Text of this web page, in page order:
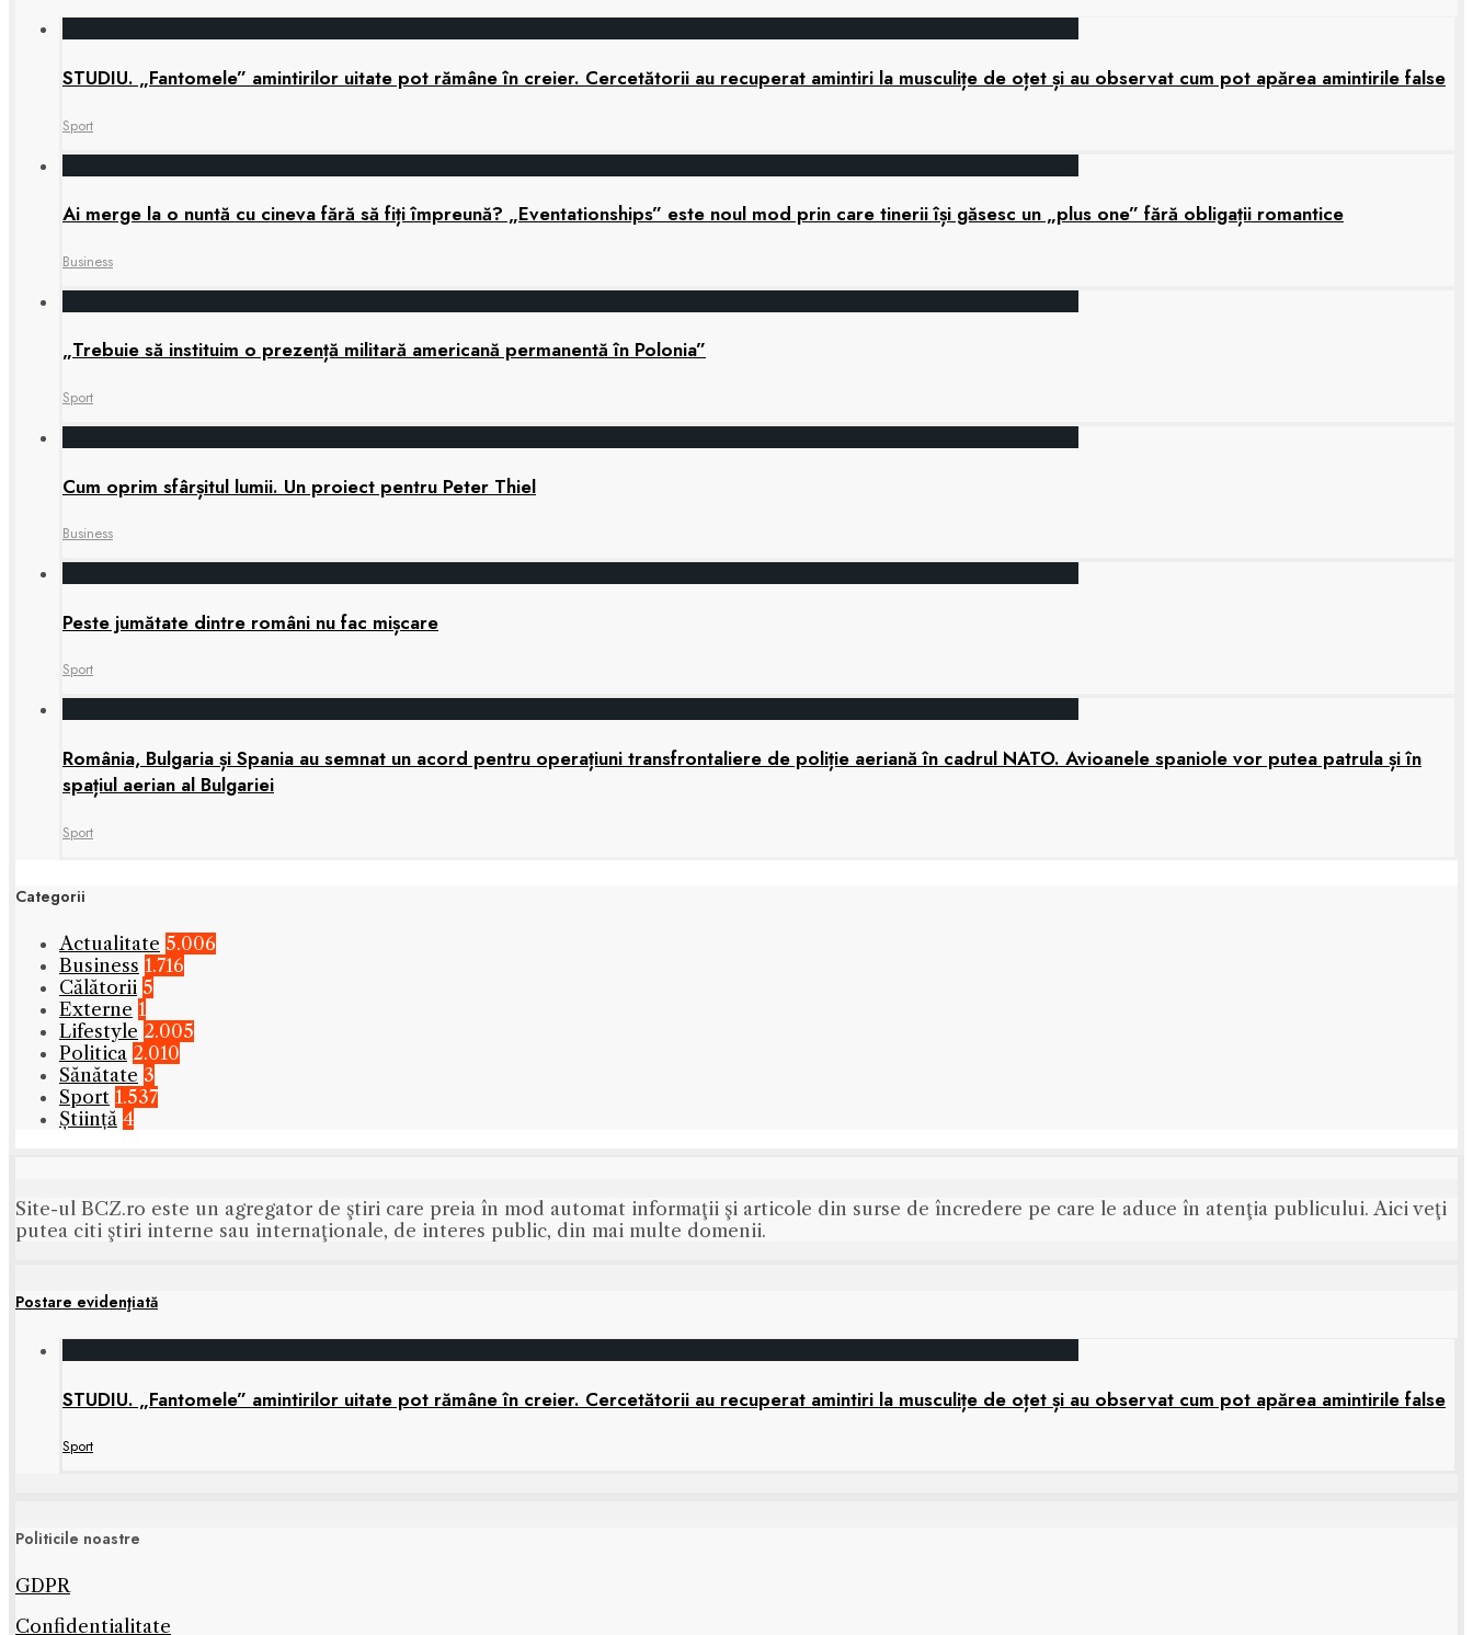
STUDIU. „Fantomele” amintirilor uitate pot rămâne în creier. Cercetătorii au recuperat amintiri la musculițe de oțet și au observat cum pot apărea amintirile false
Sport
Ai merge la o nuntă cu cineva fără să fiți împreună? „Eventationships” este noul mod prin care tinerii își găsesc un „plus one” fără obligații romantice
Business
„Trebuie să instituim o prezență militară americană permanentă în Polonia”
Sport
Cum oprim sfârșitul lumii. Un proiect pentru Peter Thiel
Business
Peste jumătate dintre români nu fac mișcare
Sport
România, Bulgaria și Spania au semnat un acord pentru operațiuni transfrontaliere de poliție aeriană în cadrul NATO. Avioanele spaniole vor putea patrula și în
spațiul aerian al Bulgariei
Sport
Categorii
Actualitate 5.006
Business 1.716
Călătorii 5
Externe 1
Lifestyle 2.005
Politica 2.010
Sănătate 3
Sport 1.537
Știință 4
Site-ul BCZ.ro este un agregator de ştiri care preia în mod automat informaţii şi articole din surse de încredere pe care le aduce în atenţia publicului. Aici veţi
putea citi ştiri interne sau internaţionale, de interes public, din mai multe domenii.
Postare evidenţiată
STUDIU. „Fantomele” amintirilor uitate pot rămâne în creier. Cercetătorii au recuperat amintiri la musculițe de oțet și au observat cum pot apărea amintirile false
Sport
Politicile noastre
GDPR
Confidentialitate